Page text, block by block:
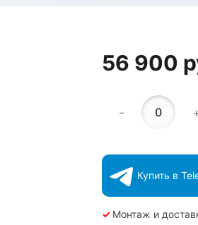
56 900
-
Купить в
✓ Монтаж и